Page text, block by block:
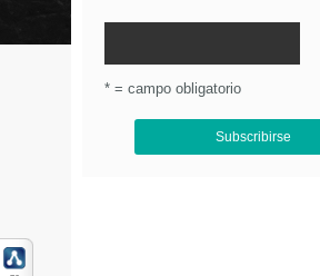
* = campo obligatorio
© Circulo Marketing 2016. Todos los
reservados.